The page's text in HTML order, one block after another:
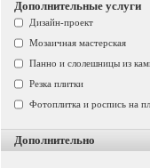
Дополнительные услуги
Дизайн-проект
Мозаичная мастерская
Панно и слолешницы из
Резка плитки
Фотоплитка и роспись на
Дополнительно